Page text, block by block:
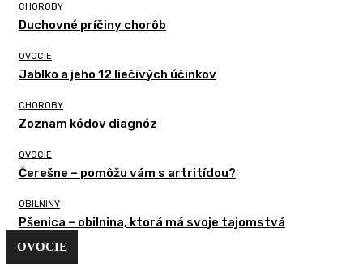
CHOROBY
Duchovné príčiny chorôb
OVOCIE
Jablko a jeho 12 liečivých účinkov
CHOROBY
Zoznam kódov diagnóz
OVOCIE
Čerešne – pomôžu vám s artritídou?
OBILNINY
Pšenica – obilnina, ktorá má svoje tajomstvá
OVOCIE